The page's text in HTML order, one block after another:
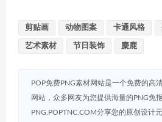
剪贴画 动物图案 卡通风格
艺术素材 节日装饰 麋鹿
POP免费PNG素材网站是一个免费的高
网站，众多网友为您提供海量的PNG免
PNG.POPTNC.COM分享您的原创设计